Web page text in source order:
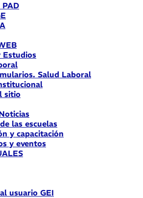
PAD
Salud Laboral
sitio
las escuelas
y capacitación
y eventos
usuario GEI